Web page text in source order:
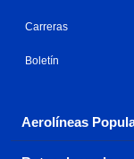
Carreras
Boletín
Aerolíneas